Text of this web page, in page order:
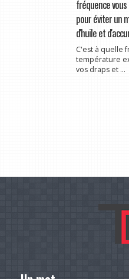
fréquence
pour éviter un
d'huile et
C'est à quelle
température
vos draps et ...